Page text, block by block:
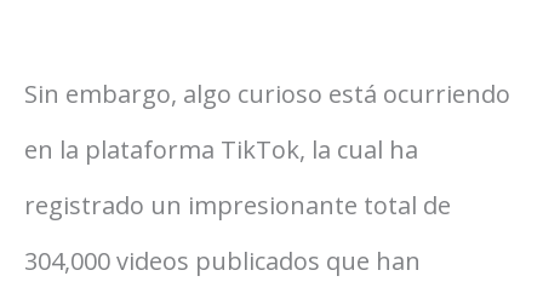
Sin embargo, algo curioso está ocurriendo
en la plataforma TikTok, la cual ha
registrado un impresionante total de
304,000 videos publicados que han